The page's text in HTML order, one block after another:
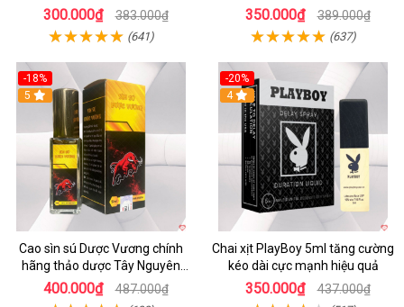
quả
300.000₫ 383.000₫
(641)
xuất tinh sớm kéo dài
350.000₫ 389.000₫
(637)
-18%
5
Cao sìn sú Dược Vương chính
hãng thảo dược Tây Nguyên
hiệu quả an toàn
400.000₫ 487.000₫
-20%
4
Chai xịt PlayBoy 5ml tăng cường
kéo dài cực mạnh hiệu quả
350.000₫ 437.000₫